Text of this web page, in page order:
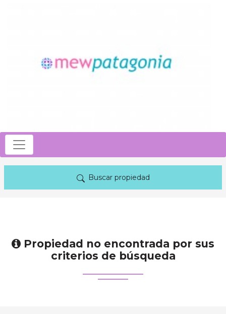
Buscar propiedad
Propiedad no encontrada por sus
criterios de búsqueda